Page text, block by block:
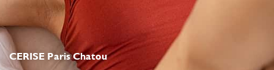
CERISE Paris Chatou